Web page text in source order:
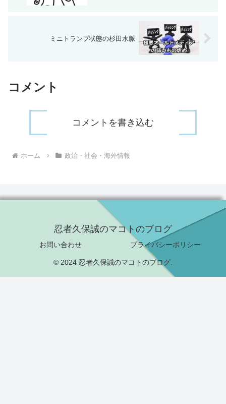
ミニトランプ状態の杉田水脈
コメント
コメントを書き込む
ホーム 政治・社会・海外情報
忍者久保誠のマコトのブログ
お問い合わせ プライバシーポリシー
© 2024 忍者久保誠のマコトのブログ.